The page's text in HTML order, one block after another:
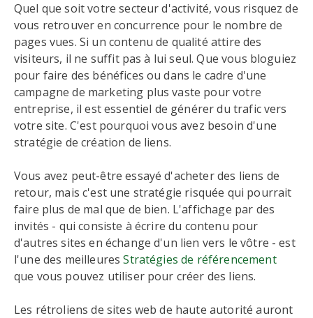
Quel que soit votre secteur d'activité, vous risquez de
vous retrouver en concurrence pour le nombre de
pages vues. Si un contenu de qualité attire des
visiteurs, il ne suffit pas à lui seul. Que vous bloguiez
pour faire des bénéfices ou dans le cadre d'une
campagne de marketing plus vaste pour votre
entreprise, il est essentiel de générer du trafic vers
votre site. C'est pourquoi vous avez besoin d'une
stratégie de création de liens.
Vous avez peut-être essayé d'acheter des liens de
retour, mais c'est une stratégie risquée qui pourrait
faire plus de mal que de bien. L'affichage par des
invités - qui consiste à écrire du contenu pour
d'autres sites en échange d'un lien vers le vôtre - est
l'une des meilleuresStratégies de référencement
que vous pouvez utiliser pour créer des liens.
Les rétroliens de sites web de haute autorité auront